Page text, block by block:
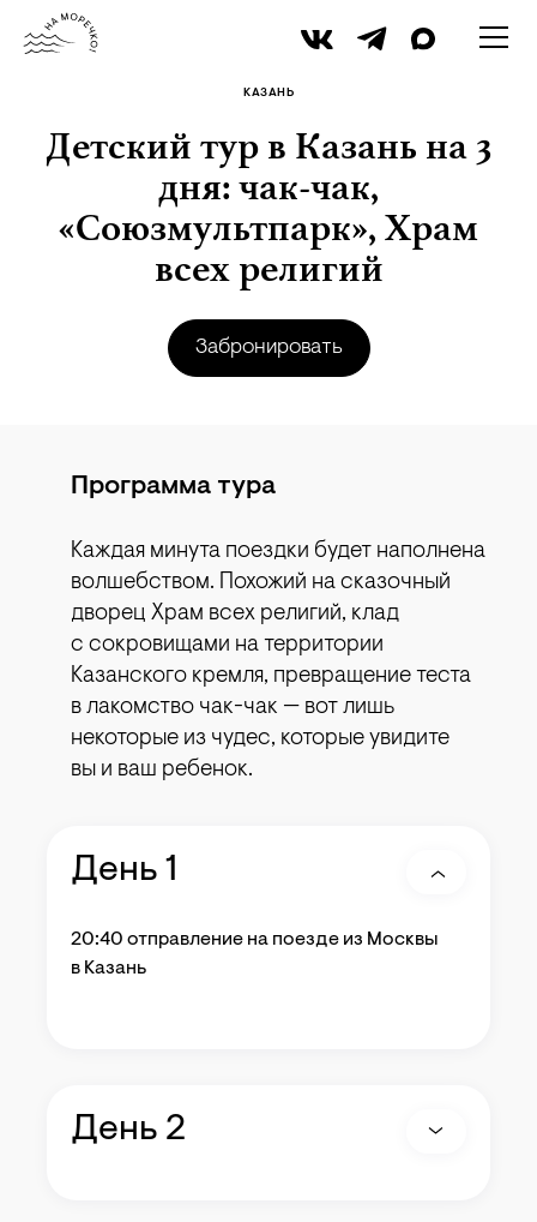
КАЗАНЬ
Детский тур в Казань на 3
дня: чак-чак,
«Союзмультпарк», Храм
всех религий
Забронировать
Программа тура
Каждая минута поездки будет наполнена
волшебством. Похожий на сказочный
дворец Храм всех религий, клад
с сокровищами на территории
Казанского кремля, превращение теста
в лакомство чак-чак — вот лишь
некоторые из чудес, которые увидите
вы и ваш ребенок.
День 1
20:40 отправление на поезде из Москвы
в Казань
День 2